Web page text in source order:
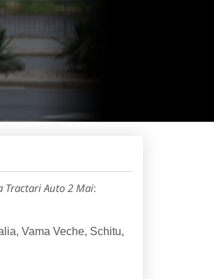
Tractari Auto 2 Mai:
Vama Veche, Schitu,